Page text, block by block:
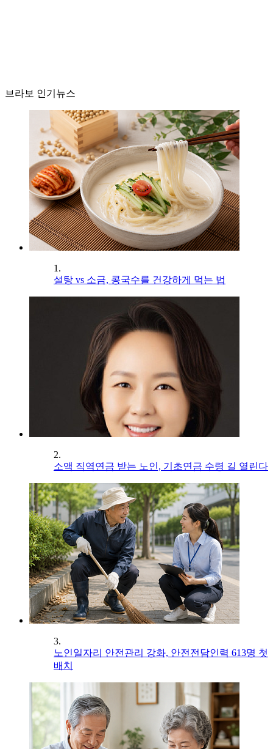
브라보 인기뉴스
1.
설탕 vs 소금, 콩국수를 건강하게 먹는 법
2.
소액 직역연금 받는 노인, 기초연금 수령 길 열린다
3.
노인일자리 안전관리 강화, 안전전담인력 613명 첫
배치